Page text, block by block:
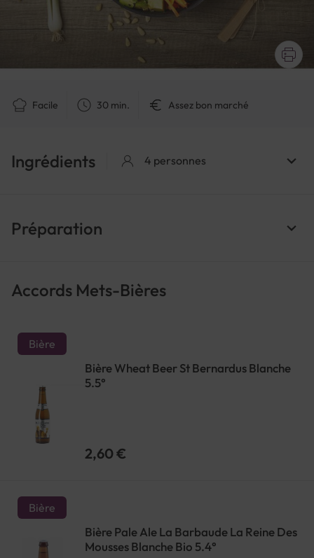
Facile 30 min. Assez bon marché
Ingrédients 4 personnes
Préparation
Accords Mets-Bières
Bière
Bière Wheat Beer St Bernardus Blanche
5.5°
2,60 €
Bière
Bière Pale Ale La Barbaude La Reine Des
Mousses Blanche Bio 5.4°